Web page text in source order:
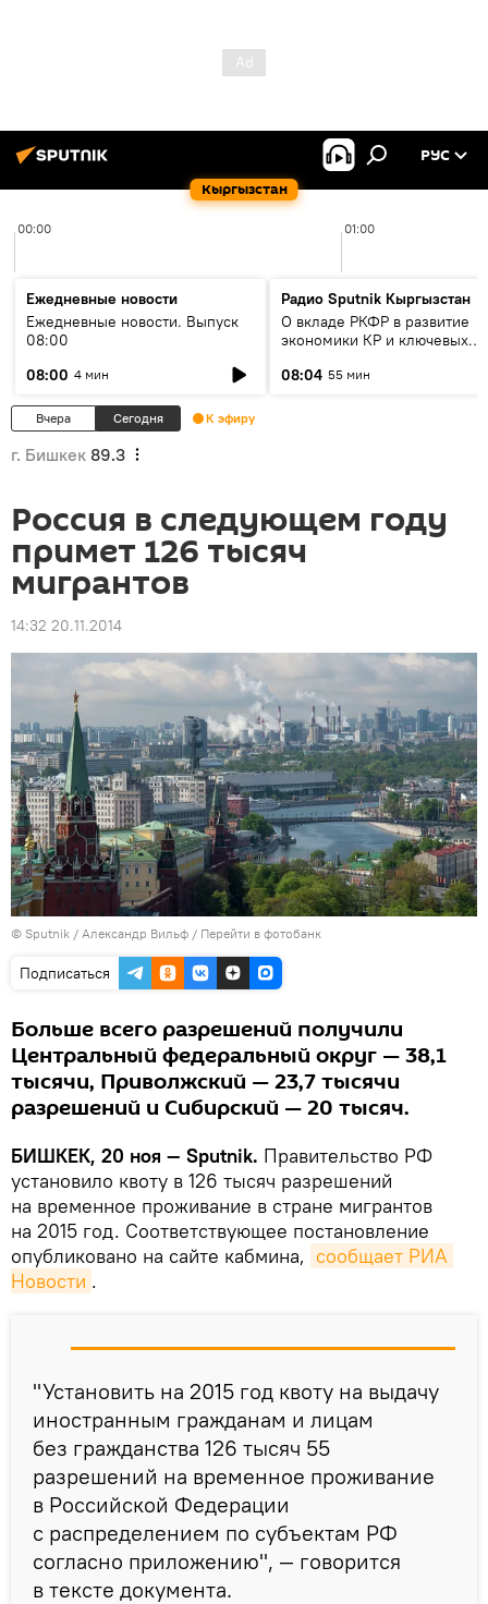
Кыргызстан
РУС
00:00 01:00
Ежедневные новости
Ежедневные новости. Выпуск
08:00
08:00 4 мин
Радио Sputnik Кыргызстан
О вкладе РКФР в развитие
экономики КР и ключевых
08:04 55 мин
Вчера Сегодня К эфиру
г. Бишкек 89.3
Россия в следующем году
примет 126 тысяч
мигрантов
14:32 20.11.2014
© Sputnik / Александр Вильф / Перейти в фотобанк
Подписаться
Больше всего разрешений получили
Центральный федеральный округ — 38,1
тысячи, Приволжский — 23,7 тысячи
разрешений и Сибирский — 20 тысяч.
БИШКЕК, 20 ноя — Sputnik. Правительство РФ
установило квоту в 126 тысяч разрешений
на временное проживание в стране мигрантов
на 2015 год. Соответствующее постановление
опубликовано на сайте кабмина, сообщает РИА
Новости .
"Установить на 2015 год квоту на выдачу
иностранным гражданам и лицам
без гражданства 126 тысяч 55
разрешений на временное проживание
в Российской Федерации
с распределением по субъектам РФ
согласно приложению", — говорится
в тексте документа.